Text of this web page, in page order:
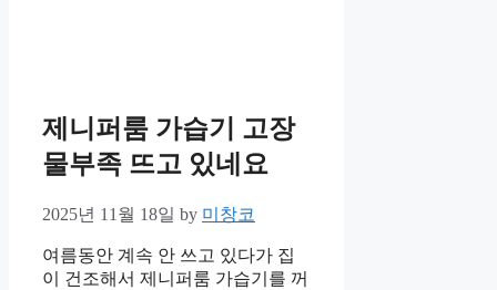
제니퍼룸 가습기 고장
물부족 뜨고 있네요
2025년 11월 18일 by 미창코
여름동안 계속 안 쓰고 있다가 집
이 건조해서 제니퍼룸 가습기를 꺼